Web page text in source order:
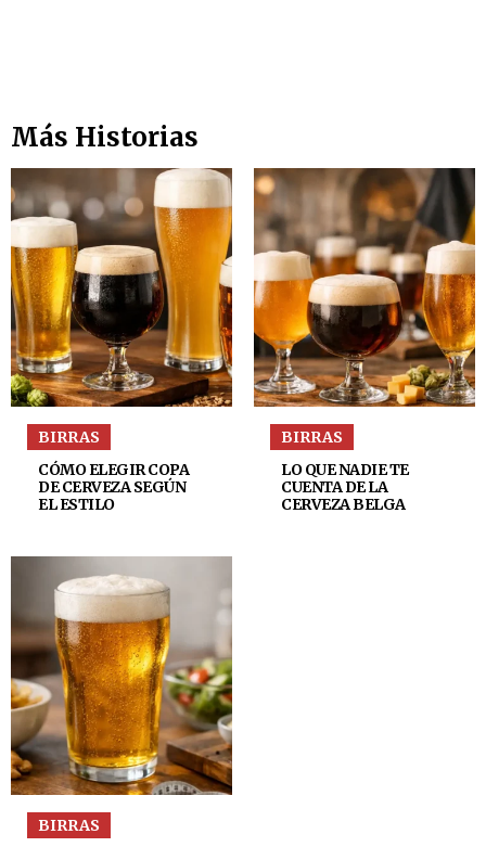
Más Historias
BIRRAS
CÓMO ELEGIR COPA
DE CERVEZA SEGÚN
EL ESTILO
BIRRAS
LO QUE NADIE TE
CUENTA DE LA
CERVEZA BELGA
BIRRAS